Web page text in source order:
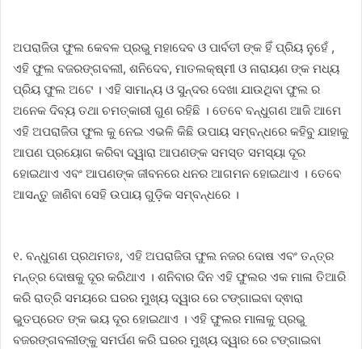
ଅପରାଜିତା ଫୁଲ କେବଳ ପ୍ରଭୁ ମହାଦେବ ଓ ପାର୍ବତୀ ଙ୍କ ହିଁ ପ୍ରିୟ ନୁହେଁ ,
ଏହି ଫୁଲ ବଜରଙ୍ଗବଲୀ, ଶନିଦେବ, ମାତଲକ୍ଷ୍ମୀ ଓ ନାରାୟଣ ଙ୍କ ମଧ୍ୟ
ପ୍ରିୟ ଫୁଲ ଅଟେ । ଏହି ସାମାନ୍ୟ ଓ ସୁନ୍ଦର ଦେଖା ଯାଉଥିବା ଫୁଲ ର
ଅନେକ ଦିବ୍ୟ ତଥା ଚମତ୍କାରୀ ଗୁଣ ରହିଛି । ତେବେ ବନ୍ଧୁଗଣ ଆଜି ଆମେ
ଏହି ଅପରାଜିତା ଫୁଲ କୁ ନେଇ ଏଭଳି କିଛି ଉପାୟ ସମ୍ବନ୍ଧରେ କହିବୁ ଯାହାକୁ
ଆପଣ ପ୍ରୟୋଗ କରିବା ଦ୍ୱାରା ଆପଣଙ୍କ ସମସ୍ତ ସମସ୍ୟା ଦୂର
ହୋଇଥାଏ ଏବଂ ଆପଣଙ୍କ ଜୀବନରେ ଧନର ଆଗମନ ହୋଇଥାଏ । ତେବେ
ଆସନ୍ତୁ ଜାଣିବା ସେହି ଉପାୟ ଗୁଡ଼ିକ ସମ୍ବନ୍ଧରେ ।
୧. ବନ୍ଧୁଗଣ ପ୍ରଥମତଃ, ଏହି ଅପରାଜିତା ଫୁଲ ନଜର ଦୋଷ ଏବଂ ତନ୍ତ୍ର
ମନ୍ତ୍ର ଦୋଷକୁ ଦୂର କରିଥାଏ । ଶନିବାର ଦିନ ଏହି ଫୁଲର ଏକ ମାଳା ତିଆରି
କରି ରାତ୍ରି ସମୟରେ ଘରର ମୁଖ୍ୟ ଦ୍ୱାର ରେ ଟଙ୍ଗାଇବା ଦ୍ଵାରା
ଭୁତପ୍ରେତ ଙ୍କ ଭୟ ଦୂର ହୋଇଥାଏ । ଏହି ଫୁଲର ମାଳାକୁ ପ୍ରଭୁ
ବଜରଙ୍ଗବଲୀଙ୍କୁ ସମର୍ପଣ କରି ଘରର ମୁଖ୍ୟ ଦ୍ୱାର ରେ ଟଙ୍ଗାଇବା